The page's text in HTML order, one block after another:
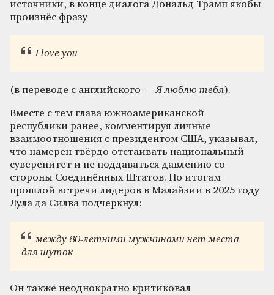
источники, в конце диалога Дональд Трамп якобы
произнёс фразу
I love you
(в переводе с английского —Я люблю тебя).
Вместе с тем глава южноамериканской
республики ранее, комментируя личные
взаимоотношения с президентом США, указывал,
что намерен твёрдо отстаивать национальный
суверенитет и не поддаваться давлению со
стороны Соединённых Штатов. По итогам
прошлой встречи лидеров в Малайзии в 2025 году
Лула да Силва подчеркнул:
между 80-летними мужчинами нет места
для шуток
Он также неоднократно критиковал